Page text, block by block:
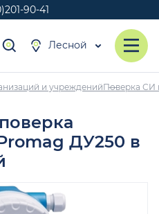
90-41
Лесной
и учрежденийПоверка СИ
ДУ250 в